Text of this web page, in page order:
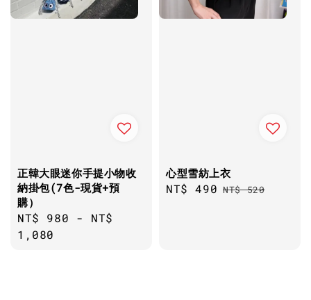
正韓大眼迷你手提小物收
納掛包(7色-現貨+預
購）
Regular
price
NT$ 980 - NT$
1,080
心型雪紡上衣
Sale
NT$ 490 Regular
NT$ 520